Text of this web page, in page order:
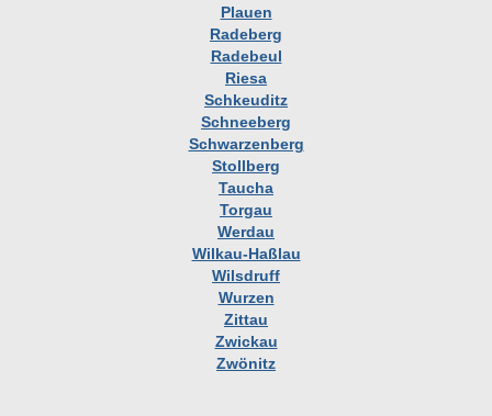
Plauen
Radeberg
Radebeul
Riesa
Schkeuditz
Schneeberg
Schwarzenberg
Stollberg
Taucha
Torgau
Werdau
Wilkau-Haßlau
Wilsdruff
Wurzen
Zittau
Zwickau
Zwönitz